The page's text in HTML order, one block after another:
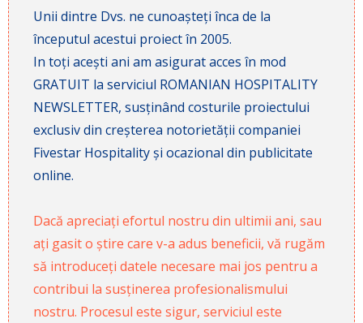
Unii dintre Dvs. ne cunoașteți înca de la
începutul acestui proiect în 2005.
In toți acești ani am asigurat acces în mod
GRATUIT la serviciul ROMANIAN HOSPITALITY
NEWSLETTER, susținând costurile proiectului
exclusiv din creșterea notorietății companiei
Fivestar Hospitality și ocazional din publicitate
online.
Dacă apreciați efortul nostru din ultimii ani, sau
ați gasit o știre care v-a adus beneficii, vă rugăm
să introduceți datele necesare mai jos pentru a
contribui la susținerea profesionalismului
nostru. Procesul este sigur, serviciul este